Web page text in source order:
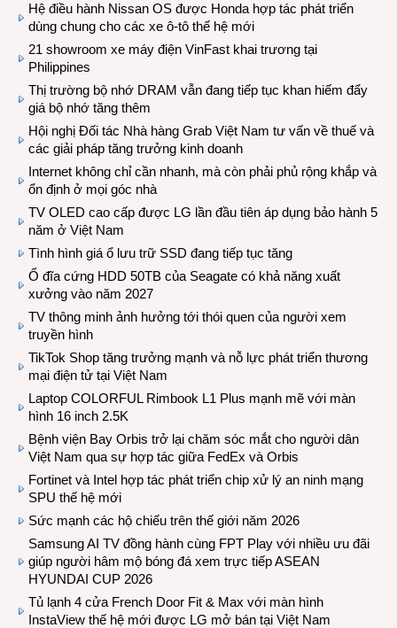
Hệ điều hành Nissan OS được Honda hợp tác phát triển
dùng chung cho các xe ô-tô thế hệ mới
21 showroom xe máy điện VinFast khai trương tại
Philippines
Thị trường bộ nhớ DRAM vẫn đang tiếp tục khan hiếm đẩy
giá bộ nhớ tăng thêm
Hội nghị Đối tác Nhà hàng Grab Việt Nam tư vấn về thuế và
các giải pháp tăng trưởng kinh doanh
Internet không chỉ cần nhanh, mà còn phải phủ rộng khắp và
ổn định ở mọi góc nhà
TV OLED cao cấp được LG lần đầu tiên áp dụng bảo hành 5
năm ở Việt Nam
Tình hình giá ổ lưu trữ SSD đang tiếp tục tăng
Ổ đĩa cứng HDD 50TB của Seagate có khả năng xuất
xưởng vào năm 2027
TV thông minh ảnh hưởng tới thói quen của người xem
truyền hình
TikTok Shop tăng trưởng mạnh và nỗ lực phát triển thương
mại điện tử tại Việt Nam
Laptop COLORFUL Rimbook L1 Plus mạnh mẽ với màn
hình 16 inch 2.5K
Bệnh viện Bay Orbis trở lại chăm sóc mắt cho người dân
Việt Nam qua sự hợp tác giữa FedEx và Orbis
Fortinet và Intel hợp tác phát triển chip xử lý an ninh mạng
SPU thế hệ mới
Sức mạnh các hộ chiếu trên thế giới năm 2026
Samsung AI TV đồng hành cùng FPT Play với nhiều ưu đãi
giúp người hâm mộ bóng đá xem trực tiếp ASEAN
HYUNDAI CUP 2026
Tủ lạnh 4 cửa French Door Fit & Max với màn hình
InstaView thế hệ mới được LG mở bán tại Việt Nam